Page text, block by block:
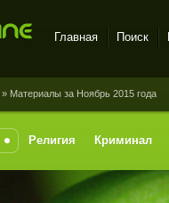
Главная Поиск
» Материалы за Ноябрь 2015 года
Религия Криминал